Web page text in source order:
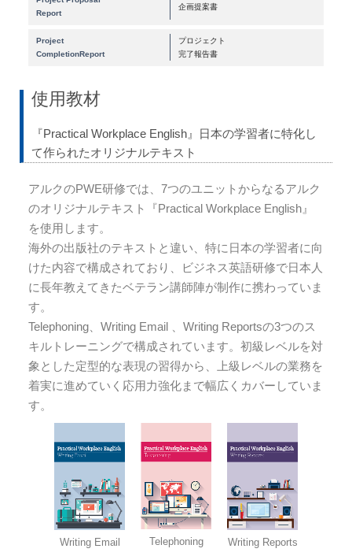
Report
企画提案書
Project
CompletionReport
プロジェクト
完了報告書
使用教材
『Practical Workplace English』日本の学習者に特化し
て作られたオリジナルテキスト
アルクのPWE研修では、7つのユニットからなるアルク
のオリジナルテキスト『Practical Workplace English』
を使用します。
海外の出版社のテキストと違い、特に日本の学習者に向
けた内容で構成されており、ビジネス英語研修で日本人
に長年教えてきたベテラン講師陣が制作に携わっていま
す。
Telephoning、Writing Email 、Writing Reportsの3つのス
キルトレーニングで構成されています。初級レベルを対
象とした定型的な表現の習得から、上級レベルの業務を
着実に進めていく応用力強化まで幅広くカバーしていま
す。
Writing Email Telephoning Writing Reports